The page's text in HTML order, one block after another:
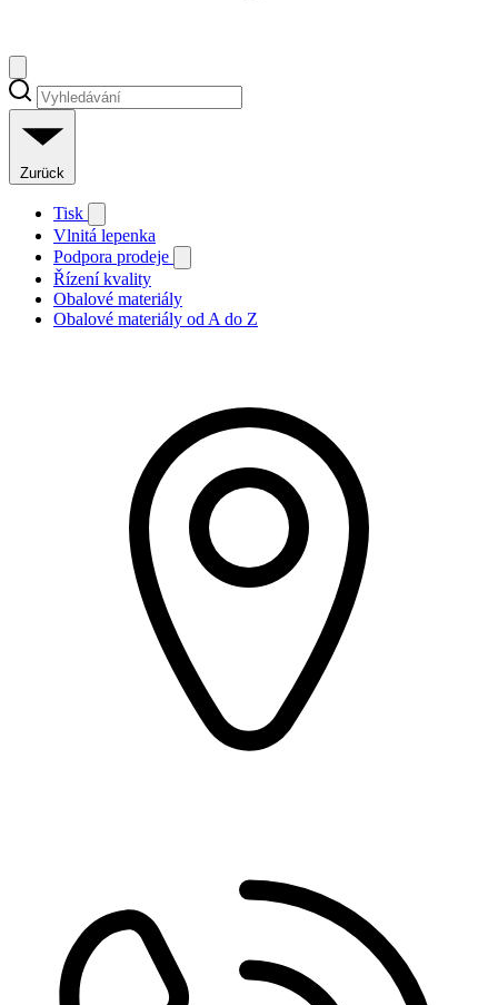
Zurück
Tisk
Vlnitá lepenka
Podpora prodeje
Řízení kvality
Obalové materiály
Obalové materiály od A do Z